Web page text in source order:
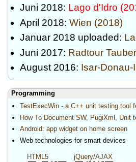
Juni 2018: Lago d'Idro
April 2018:Wien (2018)
Januar 2018 uploaded:
Juni 2017: Radtour
August 2016: Isar-Donau-
Programming
TestExecWin - a C++ unit testing tool
How To Document SW, PugiXml, Unit
Android: app widget on home screen
Web technologies for smart devices
HTML5 jQuery/AJAX